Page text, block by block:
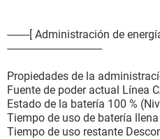
--------[ Administración de energía
----------------------------------
Propiedades de la
Fuente de poder actual Línea
Estado de la batería 100 %
Tiempo de uso de batería
Tiempo de uso restante